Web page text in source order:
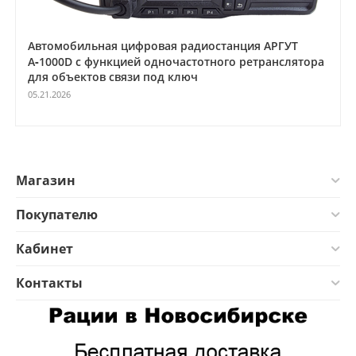
Автомобильная цифровая радиостанция АРГУТ
А‑1000D с функцией одночастотного ретранслятора
для объектов связи под ключ
05.21.2026
Магазин
Покупателю
Кабинет
Контакты